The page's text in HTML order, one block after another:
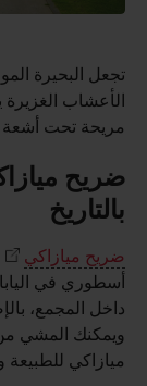
تجعل البحيرة
الأعشاب الغزيرة
مريحة تحت
ضريح
بالتاريخ
ضريح ميازاكي
داخل المجمع،
ويمكنك المشي
ميازاكي للطبيعة